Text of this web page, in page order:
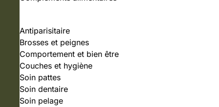
Antiparisitaire
Brosses et peignes
Comportement et bien être
Couches et hygiène
Soin pattes
Soin dentaire
Soin pelage